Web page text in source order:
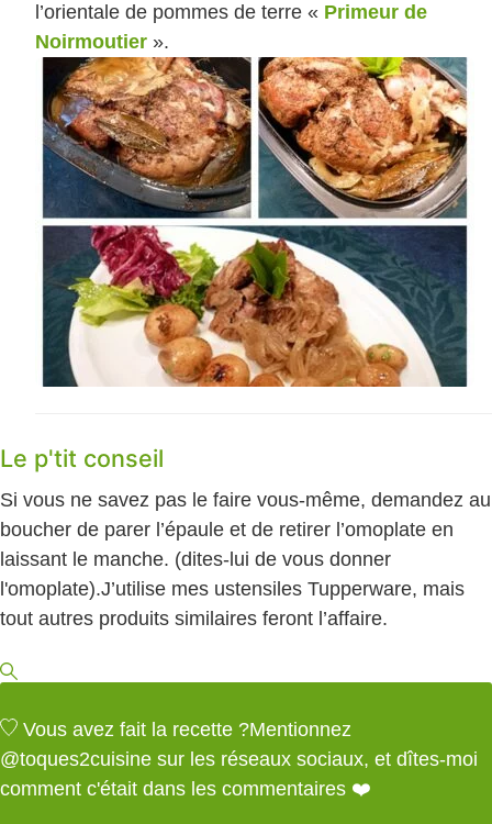
l’orientale de pommes de terre « Primeur de
Noirmoutier ».
Le p'tit conseil
Si vous ne savez pas le faire vous-même, demandez au
boucher de parer l’épaule et de retirer l’omoplate en
laissant le manche. (dites-lui de vous donner
l'omoplate).J’utilise mes ustensiles Tupperware, mais
tout autres produits similaires feront l’affaire.
Vous avez fait la recette ?Mentionnez
@toques2cuisine sur les réseaux sociaux, et dîtes-moi
comment c'était dans les commentaires ❤️